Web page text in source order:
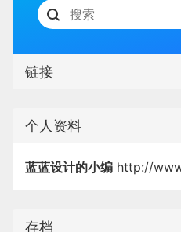
链接
个人资料
蓝蓝设计的小编 http://
存档